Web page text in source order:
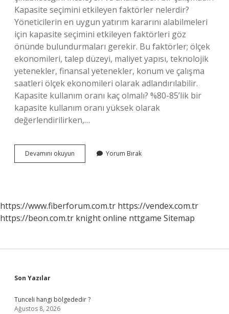
Kapasite seçimini etkileyen faktörler nelerdir?
Yöneticilerin en uygun yatırım kararını alabilmeleri
için kapasite seçimini etkileyen faktörleri göz
önünde bulundurmaları gerekir. Bu faktörler; ölçek
ekonomileri, talep düzeyi, maliyet yapısı, teknolojik
yetenekler, finansal yetenekler, konum ve çalışma
saatleri ölçek ekonomileri olarak adlandırılabilir.
Kapasite kullanım oranı kaç olmalı? %80-85’lik bir
kapasite kullanım oranı yüksek olarak
değerlendirilirken,…
Devamını okuyun Kapasite
Seçimi
Yorum Bırak
https://www.fiberforum.com.tr https://vendex.com.tr
https://beon.com.tr knight online nttgame Sitemap
Sidebar
Son Yazılar
Tunceli hangi bölgededir ?
Ağustos 8, 2026